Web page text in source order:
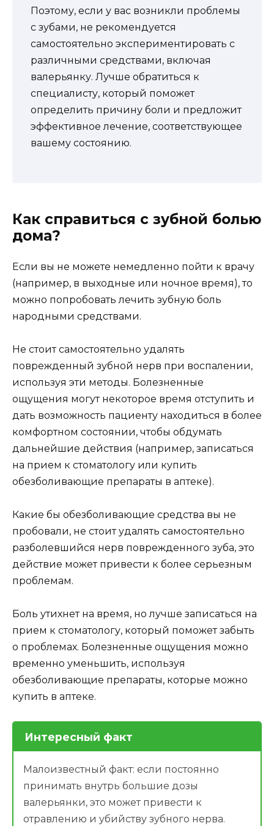
Поэтому, если у вас возникли проблемы
с зубами, не рекомендуется
самостоятельно экспериментировать с
различными средствами, включая
валерьянку. Лучше обратиться к
специалисту, который поможет
определить причину боли и предложит
эффективное лечение, соответствующее
вашему состоянию.
Как справиться с зубной болью
дома?
Если вы не можете немедленно пойти к врачу
(например, в выходные или ночное время), то
можно попробовать лечить зубную боль
народными средствами.
Не стоит самостоятельно удалять
поврежденный зубной нерв при воспалении,
используя эти методы. Болезненные
ощущения могут некоторое время отступить и
дать возможность пациенту находиться в более
комфортном состоянии, чтобы обдумать
дальнейшие действия (например, записаться
на прием к стоматологу или купить
обезболивающие препараты в аптеке).
Какие бы обезболивающие средства вы не
пробовали, не стоит удалять самостоятельно
разболевшийся нерв поврежденного зуба, это
действие может привести к более серьезным
проблемам.
Боль утихнет на время, но лучше записаться на
прием к стоматологу, который поможет забыть
о проблемах. Болезненные ощущения можно
временно уменьшить, используя
обезболивающие препараты, которые можно
купить в аптеке.
Интересный факт
Малоизвестный факт: если постоянно
принимать внутрь большие дозы
валерьянки, это может привести к
отравлению и убийству зубного нерва.